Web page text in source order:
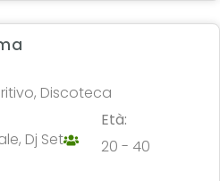
Discoteca
Dj Set
Età:
20 - 40